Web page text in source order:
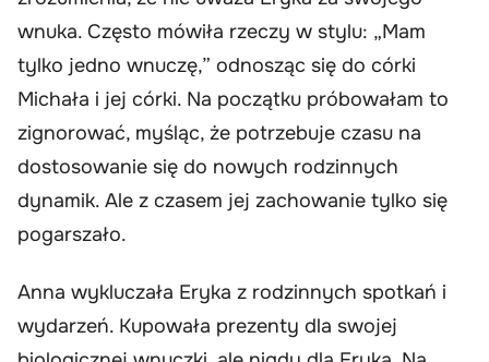
wnuka. Często mówiła rzeczy w stylu: „Mam
tylko jedno wnuczę,” odnosząc się do córki
Michała i jej córki. Na początku próbowałam to
zignorować, myśląc, że potrzebuje czasu na
dostosowanie się do nowych rodzinnych
dynamik. Ale z czasem jej zachowanie tylko się
pogarszało.
Anna wykluczała Eryka z rodzinnych spotkań i
wydarzeń. Kupowała prezenty dla swojej